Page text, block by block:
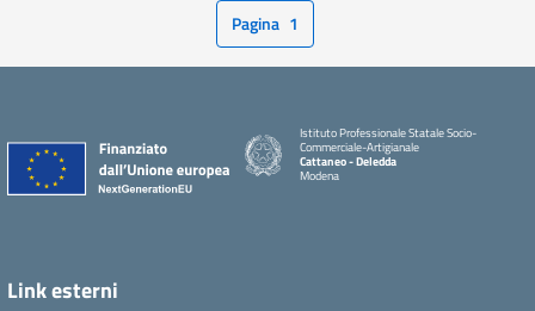
Pagina 1
Istituto Professionale Statale Socio-
Commerciale-Artigianale
Cattaneo - Deledda
Modena
Link esterni